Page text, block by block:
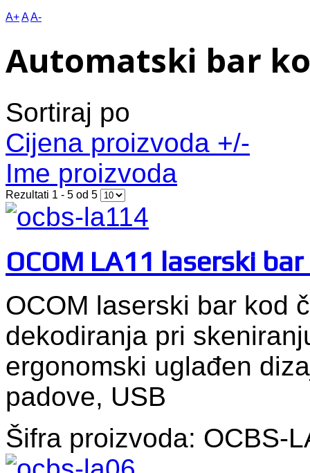
A+AA-
Automatski bar
Sortiraj po
Cijena proizvoda +/-
Ime proizvoda
Rezultati 1 - 5 od 5
OCOM LA11 laserski
OCOM laserski bar kod
dekodiranja pri
ergonomski uglađen
padove, USB
Šifra proizvoda: OCBS-